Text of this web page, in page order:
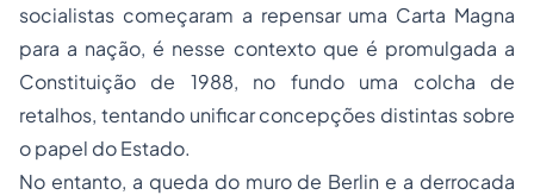
socialistas começaram a repensar uma Carta Magna
para a nação, é nesse contexto que é promulgada a
Constituição de 1988, no fundo uma colcha de
retalhos, tentando unificar concepções distintas sobre
o papel do Estado.
No entanto, a queda do muro de Berlin e a derrocada